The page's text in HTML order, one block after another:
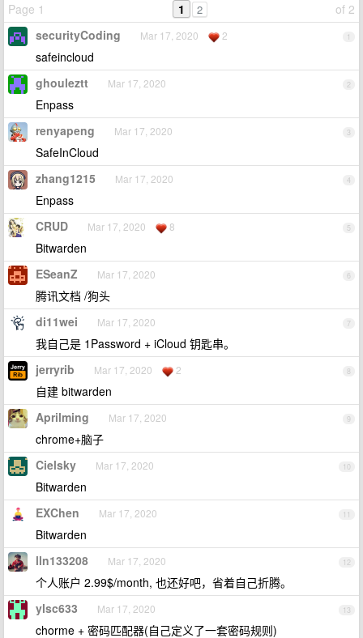
Page 1
of 2
1 2
1
securityCoding Mar 17, 2020 2
safeincloud
2
ghouleztt Mar 17, 2020
Enpass
3
renyapeng Mar 17, 2020
SafeInCloud
4
zhang1215 Mar 17, 2020
Enpass
5
CRUD Mar 17, 2020 8
Bitwarden
6
ESeanZ Mar 17, 2020
腾讯文档 /狗头
7
di11wei Mar 17, 2020
我自己是 1Password + iCloud 钥匙串。
8
jerryrib Mar 17, 2020 2
自建 bitwarden
9
Aprilming Mar 17, 2020
chrome+脑子
10
Cielsky Mar 17, 2020
Bitwarden
11
EXChen Mar 17, 2020
Bitwarden
12
lln133208 Mar 17, 2020
个人账户 2.99$/month, 也还好吧，省着自己折腾。
13
ylsc633 Mar 17, 2020
chorme + 密码匹配器(自己定义了一套密码规则)